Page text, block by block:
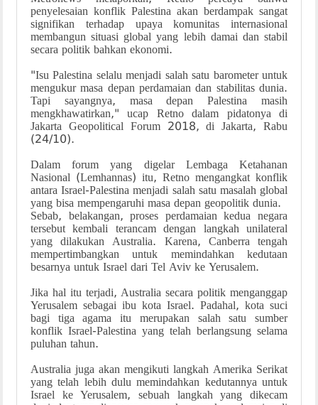
penyelesaian konflik Palestina akan berdampak sangat
signifikan terhadap upaya komunitas internasional
membangun situasi global yang lebih damai dan stabil
secara politik bahkan ekonomi.
"Isu Palestina selalu menjadi salah satu barometer untuk
mengukur masa depan perdamaian dan stabilitas dunia.
Tapi sayangnya, masa depan Palestina masih
mengkhawatirkan," ucap Retno dalam pidatonya di
Jakarta Geopolitical Forum 2018, di Jakarta, Rabu
(24/10).
Dalam forum yang digelar Lembaga Ketahanan
Nasional (Lemhannas) itu, Retno mengangkat konflik
antara Israel-Palestina menjadi salah satu masalah global
yang bisa mempengaruhi masa depan geopolitik dunia.
Sebab, belakangan, proses perdamaian kedua negara
tersebut kembali terancam dengan langkah unilateral
yang dilakukan Australia. Karena, Canberra tengah
mempertimbangkan untuk memindahkan kedutaan
besarnya untuk Israel dari Tel Aviv ke Yerusalem.
Jika hal itu terjadi, Australia secara politik menganggap
Yerusalem sebagai ibu kota Israel. Padahal, kota suci
bagi tiga agama itu merupakan salah satu sumber
konflik Israel-Palestina yang telah berlangsung selama
puluhan tahun.
Australia juga akan mengikuti langkah Amerika Serikat
yang telah lebih dulu memindahkan kedutannya untuk
Israel ke Yerusalem, sebuah langkah yang dikecam